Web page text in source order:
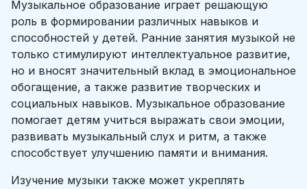
Музыкальное образование играет решающую
роль в формировании различных навыков и
способностей у детей. Ранние занятия музыкой не
только стимулируют интеллектуальное развитие,
но и вносят значительный вклад в эмоциональное
обогащение, а также развитие творческих и
социальных навыков. Музыкальное образование
помогает детям учиться выражать свои эмоции,
развивать музыкальный слух и ритм, а также
способствует улучшению памяти и внимания.
Изучение музыки также может укреплять